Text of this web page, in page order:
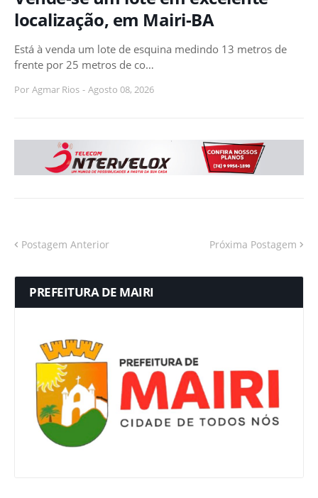
localização, em Mairi-BA
Está à venda um lote de esquina medindo 13 metros de
frente por 25 metros de co…
Por Agmar Rios - Agosto 08, 2026
Postagem Anterior Próxima Postagem
PREFEITURA DE MAIRI